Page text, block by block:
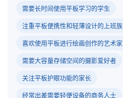
需要长时间使用平板学习的学生
注重平板便携性和轻薄设计的上班族
喜欢使用平板进行绘画创作的艺术家
需要大容量存储空间的摄影爱好者
关注平板护眼功能的家长
经常出差需要轻便设备的商务人士